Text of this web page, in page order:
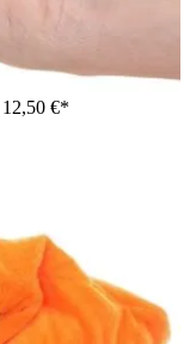
12,50 €*